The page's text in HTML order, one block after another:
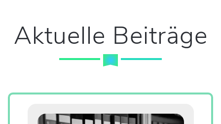
Aktuelle Beiträge